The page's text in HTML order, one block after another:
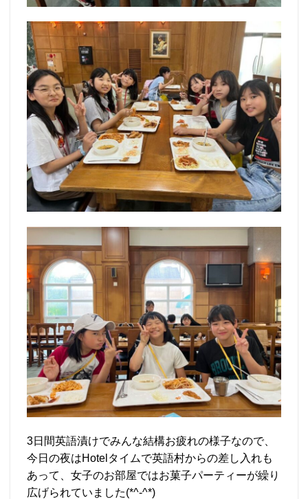
3日間英語漬けでみんな結構お疲れの様子なので、
今日の夜はHotelタイムで英語村からの差し入れも
あって、女子のお部屋ではお菓子パーティーが繰り
広げられていました(*^-^*)